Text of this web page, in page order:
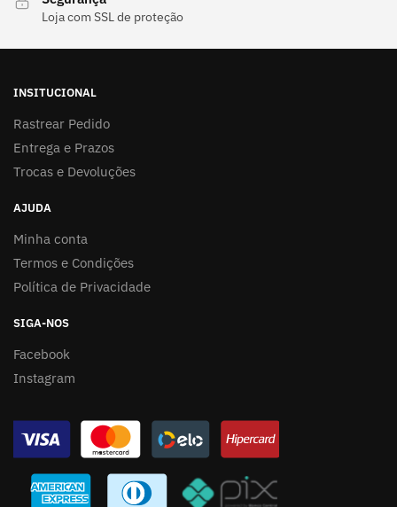
Loja com SSL de proteção
INSITUCIONAL
Rastrear Pedido
Entrega e Prazos
Trocas e Devoluções
AJUDA
Minha conta
Termos e Condições
Política de Privacidade
SIGA-NOS
Facebook
Instagram